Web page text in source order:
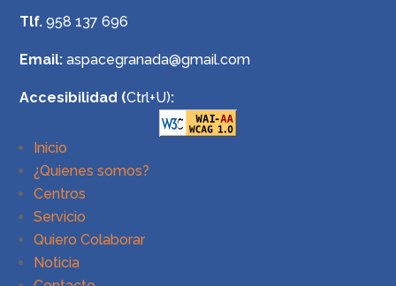
Tlf. 958 137 696
Email: aspacegranada@gmail.com
Accesibilidad (Ctrl+U):
Inicio
¿Quienes somos?
Centros
Servicio
Quiero Colaborar
Noticia